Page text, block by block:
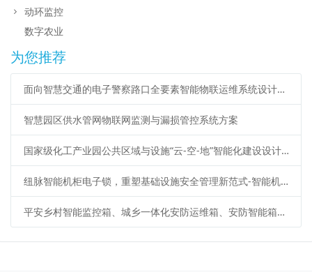
动环监控
数字农业
为您推荐
面向智慧交通的电子警察路口全要素智能物联运维系统设计方案
智慧园区供水管网物联网监测与漏损管控系统方案
国家级化工产业园公共区域与设施“云-空-地”智能化建设设计方案
纽脉智能机柜电子锁，重塑基础设施安全管理新范式-智能机柜锁、蓝牙电子锁、iC卡电子锁、机柜物联锁、485远程电子锁、物联智能锁
平安乡村智能监控箱、城乡一体化安防运维箱、安防智能箱应用广泛应用